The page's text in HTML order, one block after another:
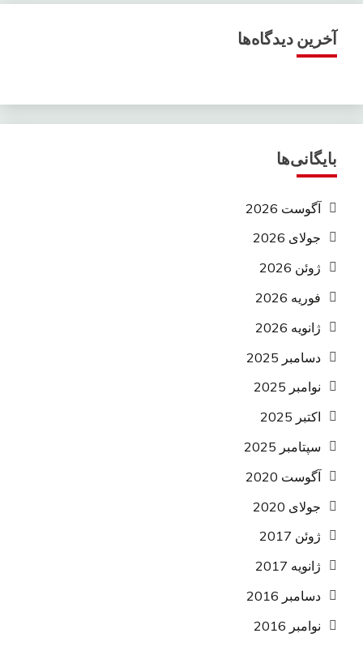
آخرین دیدگاه‌ها
بایگانی‌ها
آگوست 2026
جولای 2026
ژوئن 2026
فوریه 2026
ژانویه 2026
دسامبر 2025
نوامبر 2025
اکتبر 2025
سپتامبر 2025
آگوست 2020
جولای 2020
ژوئن 2017
ژانویه 2017
دسامبر 2016
نوامبر 2016